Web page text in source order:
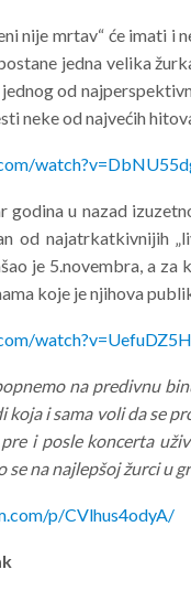
nije mrtav“ će imati i
jedna velika
od
neke od najvećih
godina u nazad
od najatrkatkivnijih
je 5.novembra, a
koje je njihova
na predivnu
koja i sama voli da se
i posle koncerta
se na najlepšoj žurci u
p/CVlhus4odyA/